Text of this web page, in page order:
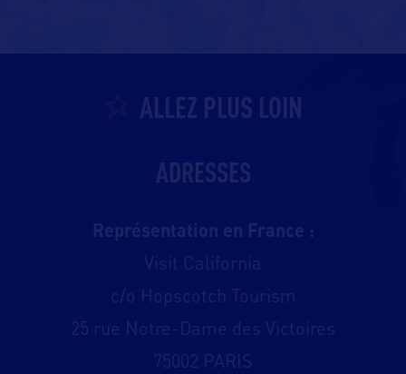
ALLEZ PLUS LOIN
ADRESSES
Représentation en France :
Visit California
c/o Hopscotch Tourism
25 rue Notre-Dame des Victoires